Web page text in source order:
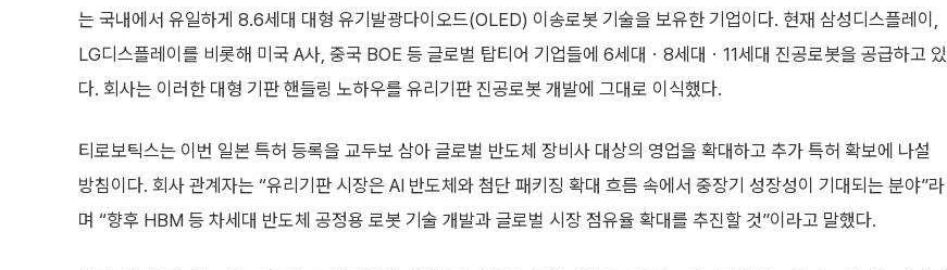
는 국내에서 유일하게 8.6세대 대형 유기발광다이오드(OLED) 이송로봇 기술을 보유한 기업이다. 현재 삼성디스플레이,
LG디스플레이를 비롯해 미국 A사, 중국 BOE 등 글로벌 탑티어 기업들에 6세대ㆍ8세대ㆍ11세대 진공로봇을 공급하고 있
다. 회사는 이러한 대형 기판 핸들링 노하우를 유리기판 진공로봇 개발에 그대로 이식했다.
티로보틱스는 이번 일본 특허 등록을 교두보 삼아 글로벌 반도체 장비사 대상의 영업을 확대하고 추가 특허 확보에 나설
방침이다. 회사 관계자는 “유리기판 시장은 AI 반도체와 첨단 패키징 확대 흐름 속에서 중장기 성장성이 기대되는 분야”라
며 “향후 HBM 등 차세대 반도체 공정용 로봇 기술 개발과 글로벌 시장 점유율 확대를 추진할 것”이라고 말했다.